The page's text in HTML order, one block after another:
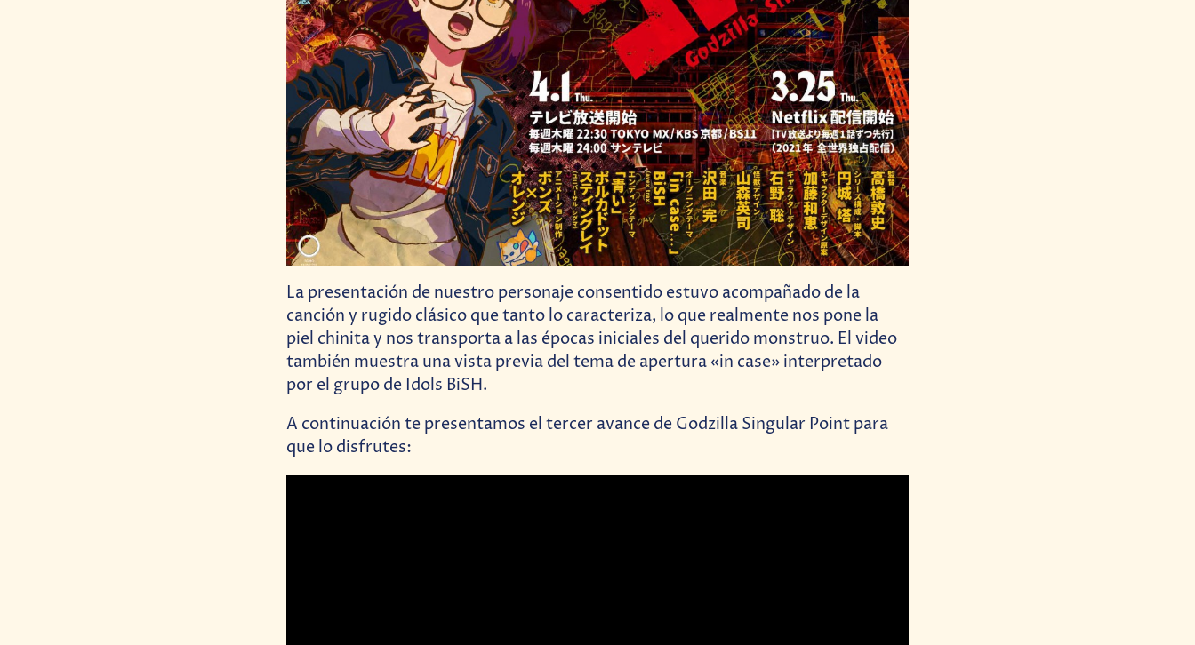
La presentación de nuestro personaje consentido estuvo acompañado de la
canción y rugido clásico que tanto lo caracteriza, lo que realmente nos pone la
piel chinita y nos transporta a las épocas iniciales del querido monstruo. El video
también muestra una vista previa del tema de apertura «in case» interpretado
por el grupo de Idols BiSH.
A continuación te presentamos el tercer avance de Godzilla Singular Point para
que lo disfrutes: